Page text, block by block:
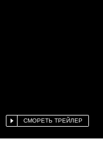
СМОРЕТЬ ТРЕЙЛЕР